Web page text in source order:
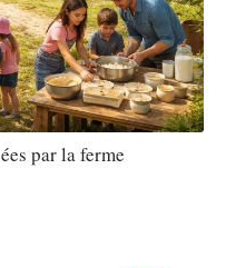
par la ferme